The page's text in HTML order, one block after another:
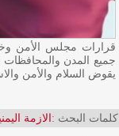
جميع المدن والمحافظات
يقوض السلام والأمن
كلمات البحث : الازمة